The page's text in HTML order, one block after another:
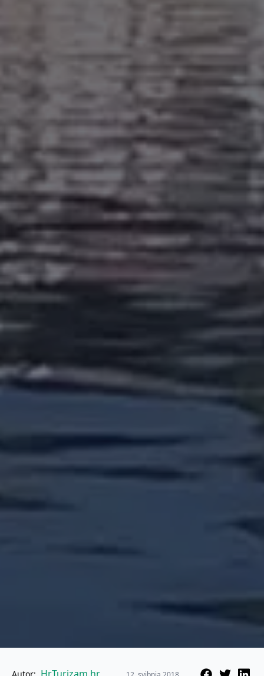
Autor: HrTurizam.hr